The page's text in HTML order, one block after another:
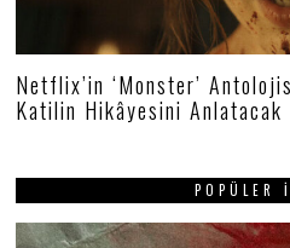
Netflix’in ‘Monster’
Katilin Hikâyesini Anlatacak
POPÜLER